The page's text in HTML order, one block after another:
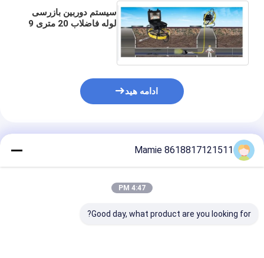
سیستم دوربین بازرسی
لوله فاضلاب 20 متری 9
ادامه هید
محصولات توصیه شده
Mamie 8618817121511
4:47 PM
Good day, what product are you looking for?